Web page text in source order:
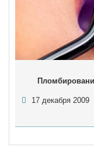
17 декабря 2009